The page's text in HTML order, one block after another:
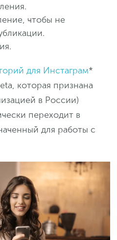
чтобы не
для Инстаграм*
которая признана
в России)
переходит в
для работы с